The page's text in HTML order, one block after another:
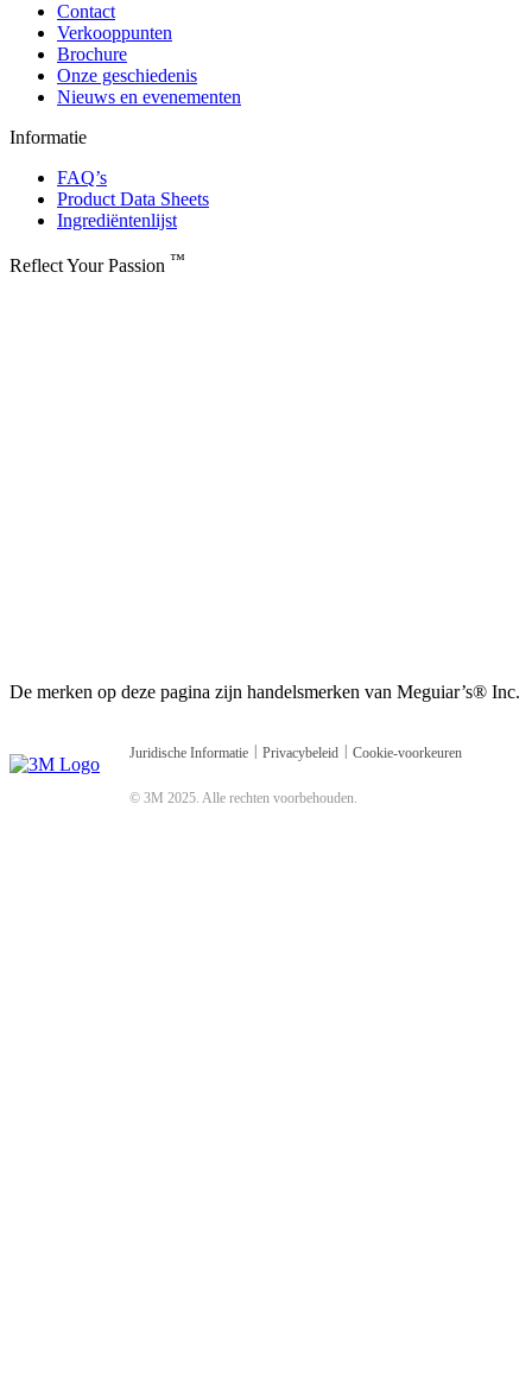
Contact
Verkooppunten
Brochure
Onze geschiedenis
Nieuws en evenementen
Informatie
FAQ’s
Product Data Sheets
Ingrediëntenlijst
Reflect Your Passion ™
De merken op deze pagina zijn handelsmerken van Meguiar’s® Inc.​
Juridische Informatie Privacybeleid Cookie-voorkeuren
© 3M 2025. Alle rechten voorbehouden.